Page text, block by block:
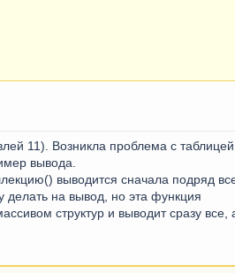
11). Возникла проблема с таблицей.
вывода.
выводится сначала подряд
делать на вывод, но эта функция
структур и выводит сразу все,